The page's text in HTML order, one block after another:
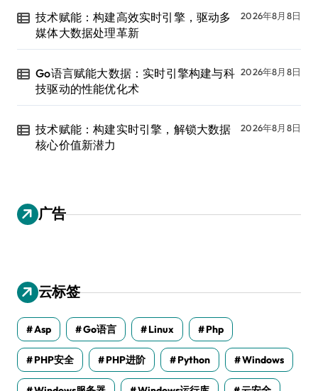
技术赋能：构建高效实时引擎，驱动多
媒体大数据处理革新
2026年8月8日
Go语言赋能大数据：实时引擎构建与科
技驱动的性能优化术
2026年8月8日
技术赋能：构建实时引擎，解锁大数据
核心价值新潜力
2026年8月8日
广告
云标签
Asp Go语言 Linux Php
PHP安全 PHP进阶 Python Windows